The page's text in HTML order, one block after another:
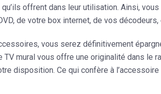
qu’ils offrent dans leur utilisation. Ainsi, vous
de votre box internet, de vos décodeurs,
vous serez définitivement
TV mural vous offre une originalité dans le
disposition. Ce qui confère à